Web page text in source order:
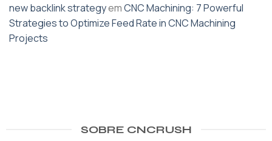
new backlink strategyemCNC Machining: 7 Powerful
Strategies to Optimize Feed Rate in CNC Machining
Projects
SOBRE CNCRUSH